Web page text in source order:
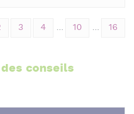
3 4 ... 10 ... 16
conseils